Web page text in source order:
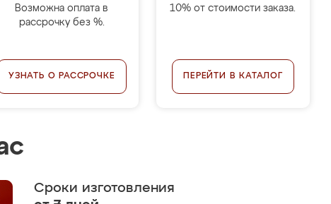
Возможна оплата в
рассрочку без %.
УЗНАТЬ О РАССРОЧКЕ
10% от стоимости заказа.
ПЕРЕЙТИ В КАТАЛОГ
Сроки изготовления